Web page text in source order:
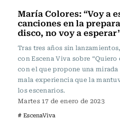
María Colores: “Voy a
canciones en la
disco, no voy a
Tras tres años sin
con Escena Viva sobre
con el que propone una
mala experiencia que la
los escenarios.
Martes 17 de enero de 2023
# EscenaViva